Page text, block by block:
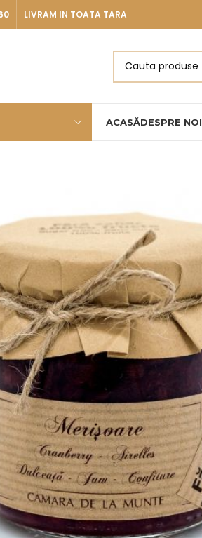
LIVRAM IN TOATA TARA
ACASĂDESPRE NOI